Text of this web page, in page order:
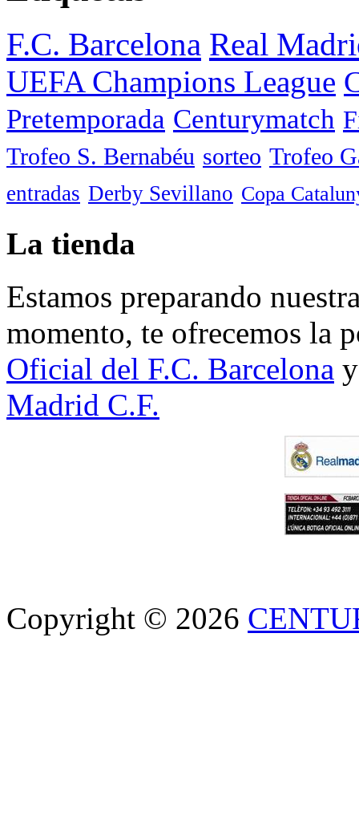
F.C. Barcelona Real
UEFA Champions League
Pretemporada Centurymatch
Trofeo S. Bernabéu sorteo Trofeo
entradas Derby Sevillano Copa
La tienda
Estamos preparando
momento, te ofrecemos la
Oficial del F.C. Barcelona
Madrid C.F.
Copyright © 2026